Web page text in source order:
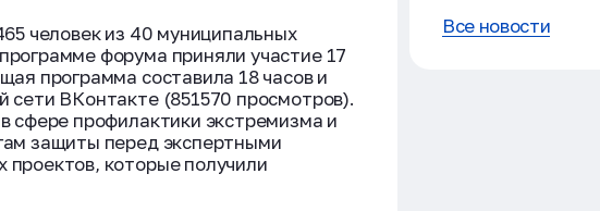
человек из 40 муниципальных
форума приняли участие 17
программа составила 18 часов и
сети ВКонтакте (851570 просмотров).
сфере профилактики экстремизма и
защиты перед экспертными
которые получили
Все новости